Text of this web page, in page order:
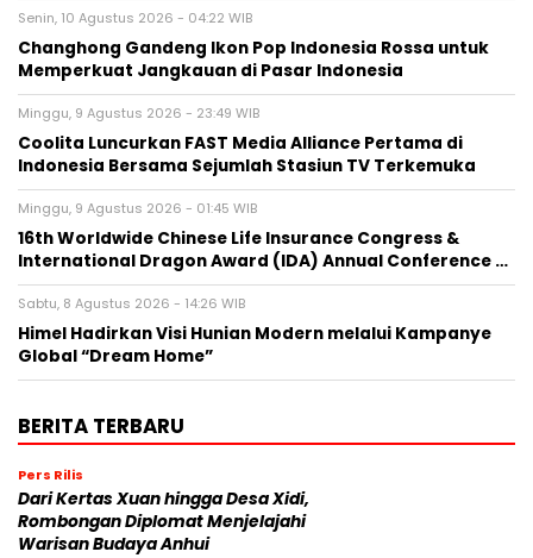
Senin, 10 Agustus 2026 - 04:22 WIB
Changhong Gandeng Ikon Pop Indonesia Rossa untuk
Memperkuat Jangkauan di Pasar Indonesia
Minggu, 9 Agustus 2026 - 23:49 WIB
Coolita Luncurkan FAST Media Alliance Pertama di
Indonesia Bersama Sejumlah Stasiun TV Terkemuka
Minggu, 9 Agustus 2026 - 01:45 WIB
16th Worldwide Chinese Life Insurance Congress &
International Dragon Award (IDA) Annual Conference …
Sabtu, 8 Agustus 2026 - 14:26 WIB
Himel Hadirkan Visi Hunian Modern melalui Kampanye
Global “Dream Home”
BERITA TERBARU
Pers Rilis
Dari Kertas Xuan hingga Desa Xidi,
Rombongan Diplomat Menjelajahi
Warisan Budaya Anhui